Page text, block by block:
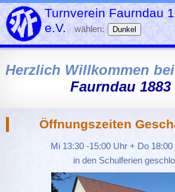
Turnverein Faurndau
e.V.
wählen: Dunkel
Herzlich Willkommen
Faurndau 1883
Öffnungszeiten
Mi 13:30 -15:00 Uhr + Do
in den Schulferien